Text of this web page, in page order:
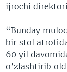
ijrochi direktori
“Bunday
bir stol
60 yil
o’zlashtirib